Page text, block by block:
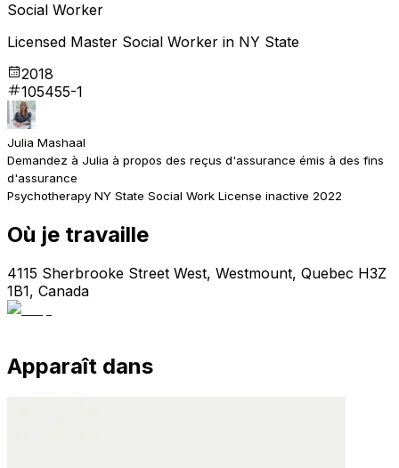
Social Worker
Licensed Master Social Worker in NY State
2018
105455-1
Julia Mashaal
Demandez à Julia à propos des reçus d'assurance émis à des fins
d'assurance
Psychotherapy NY State Social Work License inactive 2022
Où je travaille
4115 Sherbrooke Street West, Westmount, Quebec H3Z
1B1, Canada
Apparaît dans